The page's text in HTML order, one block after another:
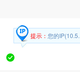
提示： 您的